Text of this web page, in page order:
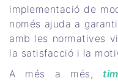
implementació de
només ajuda a
amb les normatives
la satisfacció i la
A més a més,